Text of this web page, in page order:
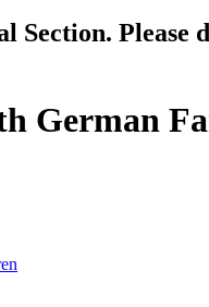
Section. Please
German